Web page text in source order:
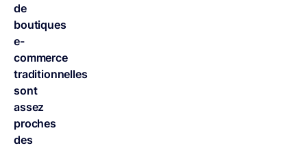
de
boutiques
e-
commerce
traditionnelles
sont
assez
proches
des